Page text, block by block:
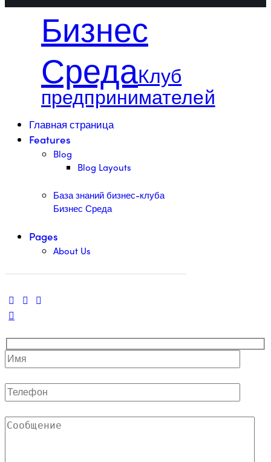
Бизнес
СредаКлуб
предпринимателей
Главная страница
Features
Blog
Blog Layouts
База знаний бизнес-клуба
Бизнес Среда
Pages
About Us